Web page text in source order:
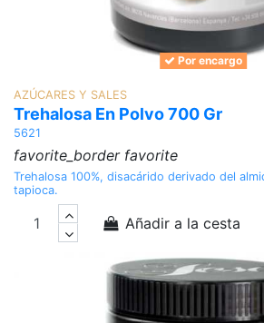
Por encargo
AZÚCARES Y SALES
Trehalosa En Polvo 700 Gr
5621
favorite_border favorite
Trehalosa 100%, disacárido derivado del
tapioca.
Añadir a la cesta